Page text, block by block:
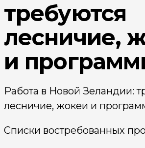
требуются
лесничие,
и
Работа в Новой Зеландии:
лесничие, жокеи и
Списки востребованных